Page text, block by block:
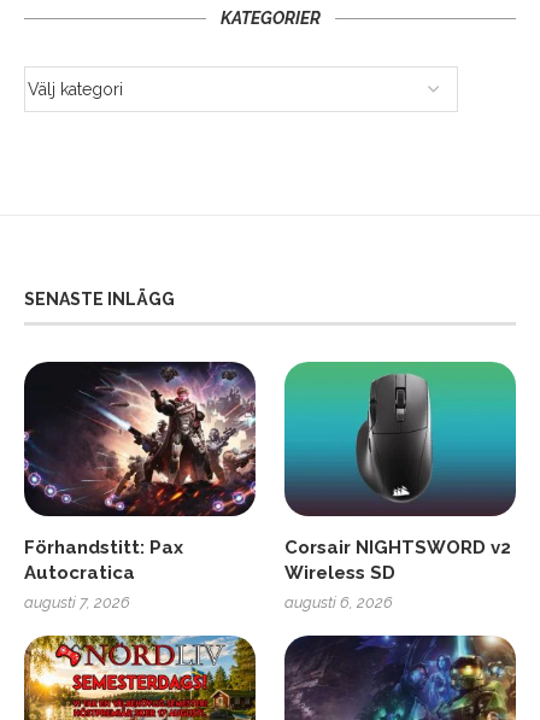
KATEGORIER
SENASTE INLÄGG
Förhandstitt: Pax
Autocratica
augusti 7, 2026
Corsair NIGHTSWORD v2
Wireless SD
augusti 6, 2026